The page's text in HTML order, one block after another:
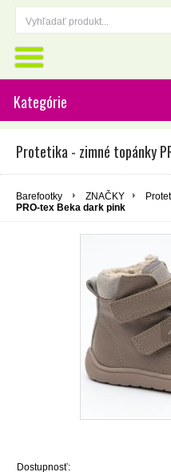
Kategórie
Protetika - zimné topánky
Barefootky ZNAČKY
PRO-tex Beka dark pink
Dostupnosť: